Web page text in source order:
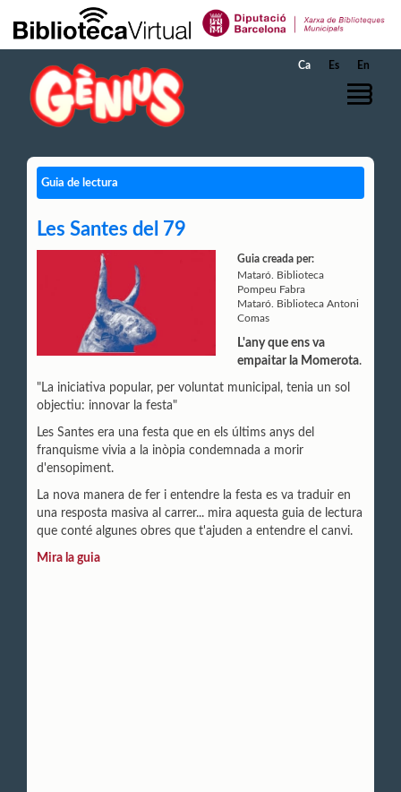
Salta al contingut principal
Ca Es En
Guia de lectura
Les Santes del 79
Guia creada per:
Mataró. Biblioteca
Pompeu Fabra
Mataró. Biblioteca Antoni
Comas
L'any que ens va
empaitar la Momerota.
"La iniciativa popular, per voluntat municipal, tenia un sol
objectiu: innovar la festa"
Les Santes era una festa que en els últims anys del
franquisme vivia a la inòpia condemnada a morir
d'ensopiment.
La nova manera de fer i entendre la festa es va traduir en
una resposta masiva al carrer... mira aquesta guia de lectura
que conté algunes obres que t'ajuden a entendre el canvi.
Mira la guia